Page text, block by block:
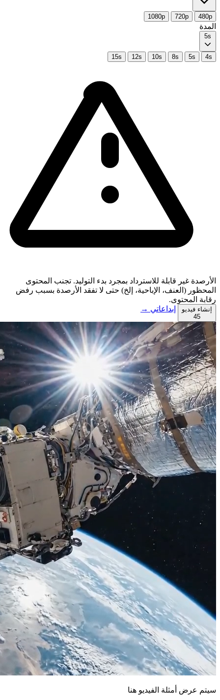
480p
720p
1080p
المدة
5s
4s
5s
8s
10s
12s
15s
الأرصدة غير قابلة للاسترداد بمجرد بدء التوليد. تجنب المحتوى
المحظور (العنف، الإباحية، إلخ) حتى لا تفقد الأرصدة بسبب رفض
رقابة المحتوى.
إنشاء فيديو
45
إبداعاتي →
سيتم عرض أمثلة الفيديو هنا